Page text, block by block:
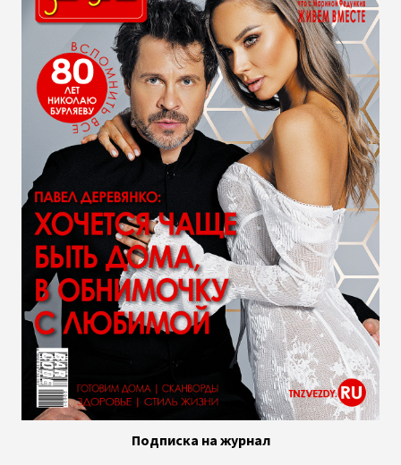
Подписка на журнал